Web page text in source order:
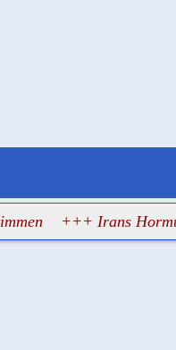
+++ Irans Hormus-